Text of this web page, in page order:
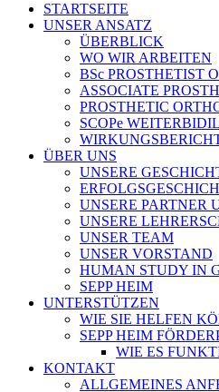
STARTSEITE
UNSER ANSATZ
ÜBERBLICK
WO WIR ARBEITEN
BSc PROSTHETIST
ASSOCIATE
PROSTHETIC
SCOPe
ÜBER UNS
UNSERE
UNSERE PARTNER
UNSERE
UNSER TEAM
UNSER VORSTAND
HUMAN STUDY IN
SEPP HEIM
UNTERSTÜTZEN
WIE SIE HELFEN
SEPP HEIM
WIE ES
KONTAKT
ALLGEMEINES